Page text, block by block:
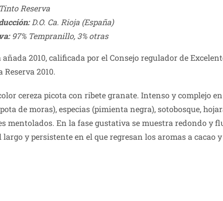
Reserva
D.O. Ca. Rioja (España)
97% Tempranillo, 3% otras
2010, calificada por el Consejo regulador de
Reserva 2010.
cereza picota con ribete granate. Intenso y complejo
de moras), especias (pimienta negra), sotobosque,
mentolados. En la fase gustativa se muestra redondo y
y persistente en el que regresan los aromas a cacao